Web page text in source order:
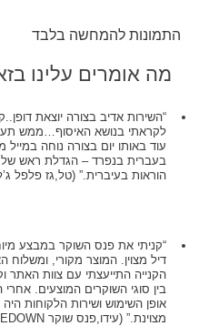
התמונות להמחשה בלבד
מה אומרים עלינו
“השירות אדיב בצורה יוצאת
לקראתי בנושא האיסוף…ממש
עוד באותו יום בצורה נוחה
בעברית בנפרד – הגדלת ראש של
הוראות בעיברית.” (טל,גז פלפל ג’ל 59
“קניתי את פנס השוקר במבצע
דיל מצוין. המוצר מקורי, ומשלוח
הקנייה התייעצתי עם צוות האתר
בין סוגי השוקרים המוצעים.
אופן השימוש ושירות הלקוחות
מצוינת.” (עידו,פנס שוקר TAKEDOWN)